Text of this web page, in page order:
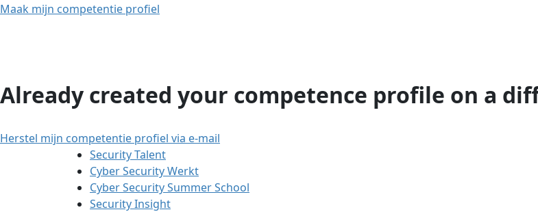
Maak mijn competentie profiel
Already created your competence profile on a
Herstel mijn competentie profiel via e-mail
Security Talent
Cyber Security Werkt
Cyber Security Summer School
Security Insight